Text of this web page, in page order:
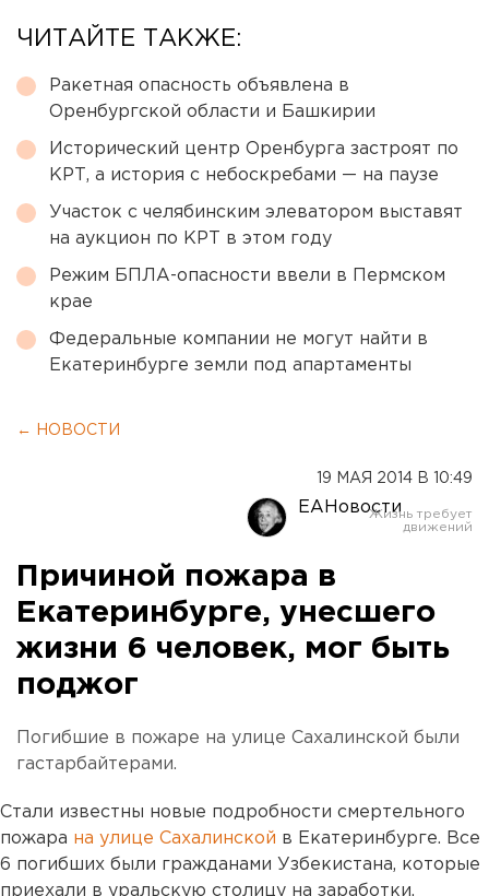
ЧИТАЙТЕ ТАКЖЕ:
Ракетная опасность объявлена в
Оренбургской области и Башкирии
Исторический центр Оренбурга застроят по
КРТ, а история с небоскребами — на паузе
Участок с челябинским элеватором выставят
на аукцион по КРТ в этом году
Режим БПЛА-опасности ввели в Пермском
крае
Федеральные компании не могут найти в
Екатеринбурге земли под апартаменты
← НОВОСТИ
19 МАЯ 2014 В 10:49
ЕАНовости
Причиной пожара в
Екатеринбурге, унесшего
жизни 6 человек, мог быть
поджог
Погибшие в пожаре на улице Сахалинской были
гастарбайтерами.
Стали известны новые подробности смертельного
пожара на улице Сахалинской в Екатеринбурге. Все
6 погибших были гражданами Узбекистана, которые
приехали в уральскую столицу на заработки,